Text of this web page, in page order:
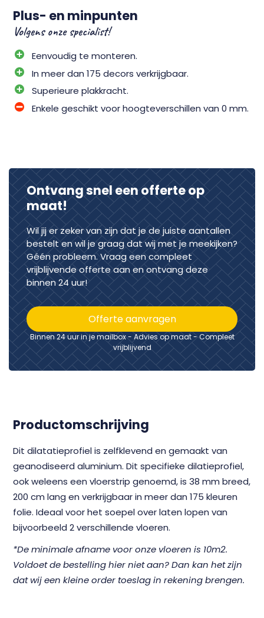
Plus- en minpunten
Volgens onze specialist!
Eenvoudig te monteren.
In meer dan 175 decors verkrijgbaar.
Superieure plakkracht.
Enkele geschikt voor hoogteverschillen van 0 mm.
Ontvang snel een offerte op
maat!
Wil jij er zeker van zijn dat je de juiste aantallen
bestelt en wil je graag dat wij met je meekijken?
Géén probleem. Vraag een compleet
vrijblijvende offerte aan en ontvang deze
binnen 24 uur!
Offerte aanvragen
Binnen 24 uur in je mailbox - Advies op maat - Compleet
vrijblijvend
Productomschrijving
Dit dilatatieprofiel is zelfklevend en gemaakt van
geanodiseerd aluminium. Dit specifieke dilatieprofiel,
ook weleens een vloerstrip genoemd, is 38 mm breed,
200 cm lang en verkrijgbaar in meer dan 175 kleuren
folie. Ideaal voor het soepel over laten lopen van
bijvoorbeeld 2 verschillende vloeren.
*De minimale afname voor onze vloeren is 10m2.
Voldoet de bestelling hier niet aan? Dan kan het zijn
dat wij een kleine order toeslag in rekening brengen.